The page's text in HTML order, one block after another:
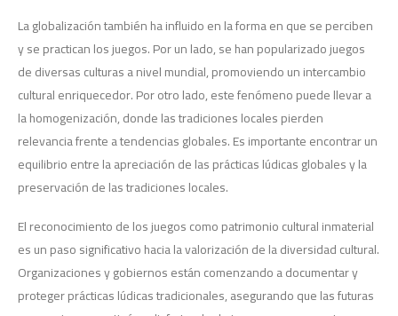
La globalización también ha influido en la forma en que se perciben
y se practican los juegos. Por un lado, se han popularizado juegos
de diversas culturas a nivel mundial, promoviendo un intercambio
cultural enriquecedor. Por otro lado, este fenómeno puede llevar a
la homogenización, donde las tradiciones locales pierden
relevancia frente a tendencias globales. Es importante encontrar un
equilibrio entre la apreciación de las prácticas lúdicas globales y la
preservación de las tradiciones locales.
El reconocimiento de los juegos como patrimonio cultural inmaterial
es un paso significativo hacia la valorización de la diversidad cultural.
Organizaciones y gobiernos están comenzando a documentar y
proteger prácticas lúdicas tradicionales, asegurando que las futuras